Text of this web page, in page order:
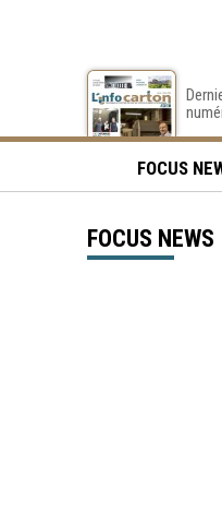
FOCUS
FOCUS NEWS